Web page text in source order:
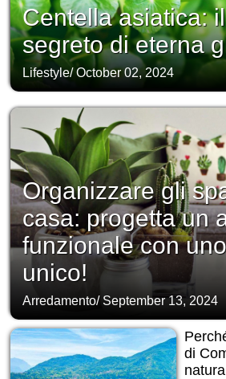
Centella asiatica:
segreto di eterna
Lifestyle/October 02, 2024
Organizzare gli
casa: progetta un
funzionale con
unico!
Arredamento/ September 13, 2024
di
natura